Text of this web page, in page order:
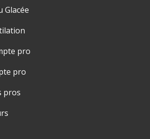
Glacée
pro
pro
pros